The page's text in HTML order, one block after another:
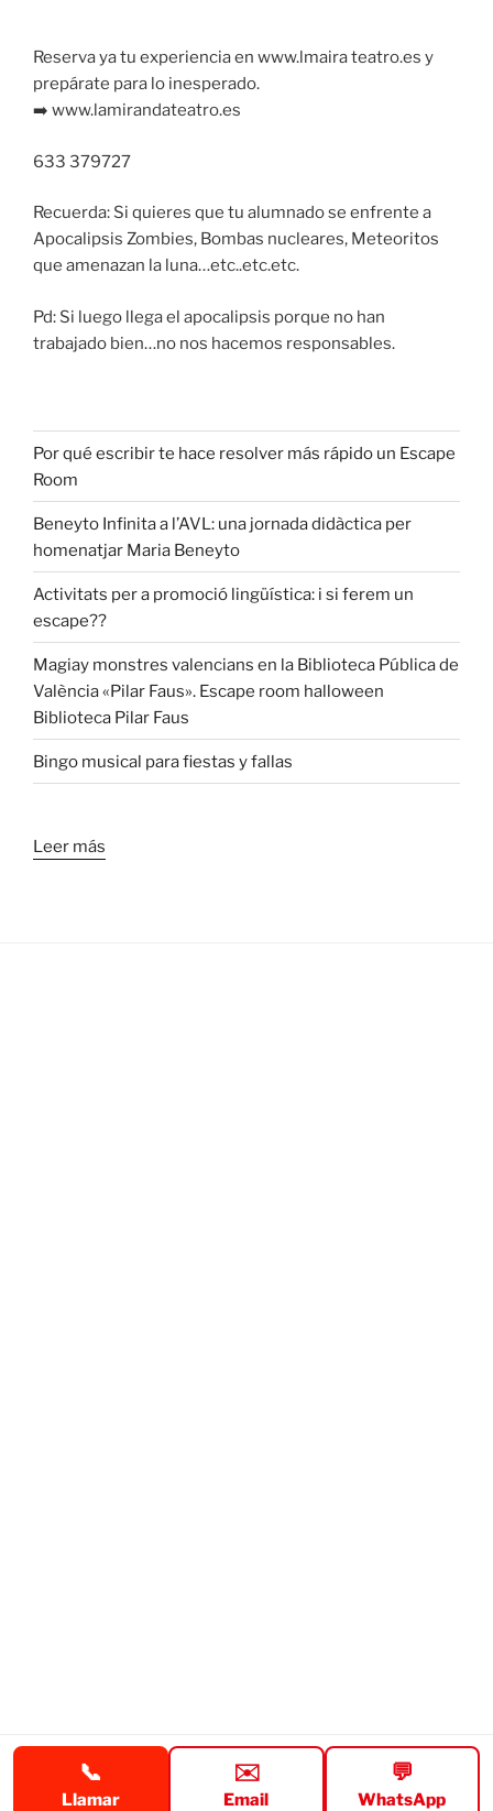
Reserva ya tu experiencia en www.lmaira teatro.es y
prepárate para lo inesperado.
➡️ www.lamirandateatro.es
633 379727
Recuerda: Si quieres que tu alumnado se enfrente a
Apocalipsis Zombies, Bombas nucleares, Meteoritos
que amenazan la luna…etc..etc.etc.
Pd: Si luego llega el apocalipsis porque no han
trabajado bien…no nos hacemos responsables.
Por qué escribir te hace resolver más rápido un Escape
Room
Beneyto Infinita a l’AVL: una jornada didàctica per
homenatjar Maria Beneyto
Activitats per a promoció lingüística: i si ferem un
escape??
Magiay monstres valencians en la Biblioteca Pública de
València «Pilar Faus». Escape room halloween
Biblioteca Pilar Faus
Bingo musical para fiestas y fallas
Leer más
📞
Llamar
✉️
Email
💬
WhatsApp
Aviso legal Funciona gracias a WordPress